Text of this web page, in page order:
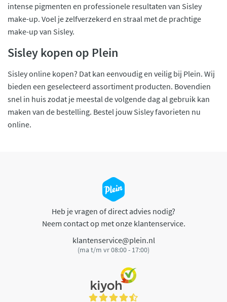
intense pigmenten en professionele resultaten van Sisley
make-up. Voel je zelfverzekerd en straal met de prachtige
make-up van Sisley.
Sisley kopen op Plein
Sisley online kopen? Dat kan eenvoudig en veilig bij Plein. Wij
bieden een geselecteerd assortiment producten. Bovendien
snel in huis zodat je meestal de volgende dag al gebruik kan
maken van de bestelling. Bestel jouw Sisley favorieten nu
online.
Heb je vragen of direct advies nodig?
Neem contact op met onze klantenservice.
klantenservice@plein.nl
(ma t/m vr 08:00 - 17:00)